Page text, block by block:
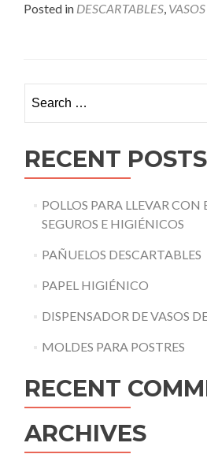
Posted in DESCARTABLES,
RECENT POSTS
POLLOS PARA LLEVAR CON
SEGUROS E HIGIÉNICOS
PAÑUELOS DESCARTABLES
PAPEL HIGIÉNICO
DISPENSADOR DE VASOS
MOLDES PARA POSTRES
RECENT
ARCHIVES